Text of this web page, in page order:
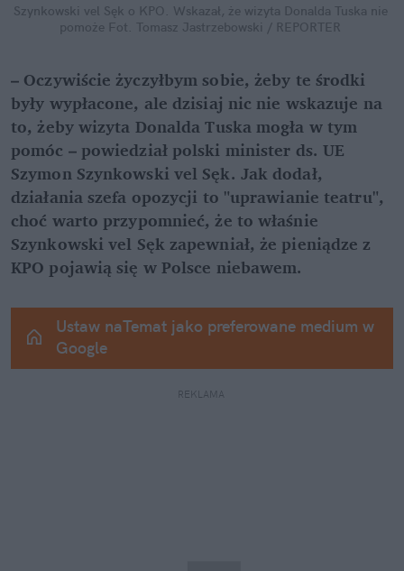
Szynkowski vel Sęk o KPO. Wskazał, że wizyta Donalda Tuska nie
pomoże Fot. Tomasz Jastrzebowski / REPORTER
– Oczywiście życzyłbym sobie, żeby te środki
były wypłacone, ale dzisiaj nic nie wskazuje na
to, żeby wizyta Donalda Tuska mogła w tym
pomóc – powiedział polski minister ds. UE
Szymon Szynkowski vel Sęk. Jak dodał,
działania szefa opozycji to "uprawianie teatru",
choć warto przypomnieć, że to właśnie
Szynkowski vel Sęk zapewniał, że pieniądze z
KPO pojawią się w Polsce niebawem.
Ustaw naTemat jako preferowane medium w
Google
REKLAMA